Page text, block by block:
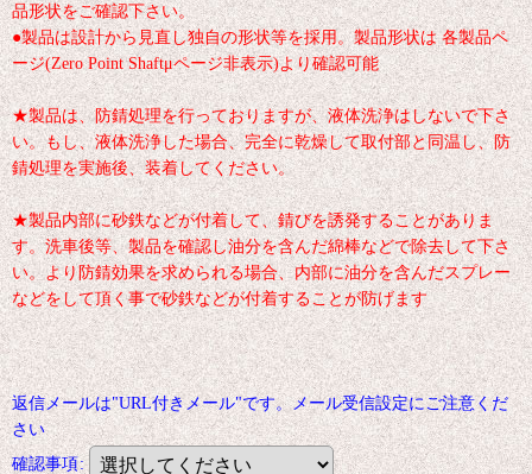
品形状をご確認下さい。
●製品は設計から見直し独自の形状等を採用。製品形状は 各製品ペ
ージ(Zero Point Shaftμページ非表示)より確認可能
★製品は、防錆処理を行っておりますが、液体洗浄はしないで下さ
い。もし、液体洗浄した場合、完全に乾燥して取付部と同温し、防
錆処理を実施後、装着してください。
★製品内部に砂鉄などが付着して、錆びを誘発することがありま
す。洗車後等、製品を確認し油分を含んだ綿棒などで除去して下さ
い。より防錆効果を求められる場合、内部に油分を含んだスプレー
などをして頂く事で砂鉄などが付着することが防げます
返信メールは"URL付きメール"です。メール受信設定にご注意くだ
さい
確認事項: